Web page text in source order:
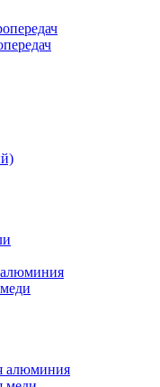
алюминия
алюминия